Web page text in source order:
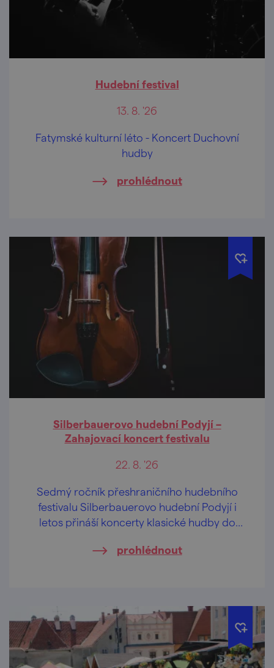
Hudební festival
13. 8. '26
Fatymské kulturní léto - Koncert Duchovní
hudby
prohlédnout
Silberbauerovo hudební Podyjí –
Zahajovací koncert festivalu
22. 8. '26
Sedmý ročník přeshraničního hudebního
festivalu Silberbauerovo hudební Podyjí i
letos přináší koncerty klasické hudby do
straně hranice.
prohlédnout